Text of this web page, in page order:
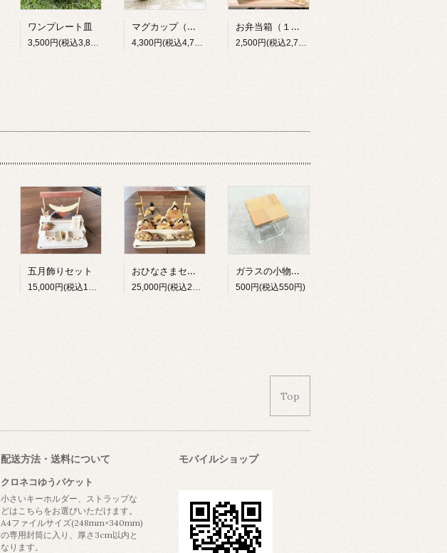
ワンプレート皿
3,500円(税込3,850円)
マグカップ（大）
4,300円(税込4,730円)
お弁当箱（１段）
2,500円(税込2,750円)
五月飾りセット
15,000円(税込16,500円)
おひなさまセット
25,000円(税込27,500円)
ガラスの小物入れ（小）
500円(税込550円)
Top
配送方法・送料について
クロネコゆうパケット
小さいキーホルダー、ストラップな
どはこちらをお選びいただけます。
A4ファイルサイズ(248mm×340mm)
の専用封筒に入り、厚さ3cm以内と
なります。
モバイルショップ